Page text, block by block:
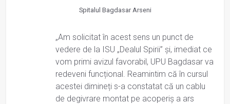
Spitalul Bagdasar Arseni
„Am solicitat în acest sens un punct de
vedere de la ISU „Dealul Spirii” și, imediat ce
vom primi avizul favorabil, UPU Bagdasar va
redeveni funcțional. Reamintim că în cursul
acestei dimineți s-a constatat că un cablu
de degivrare montat pe acoperiș a ars